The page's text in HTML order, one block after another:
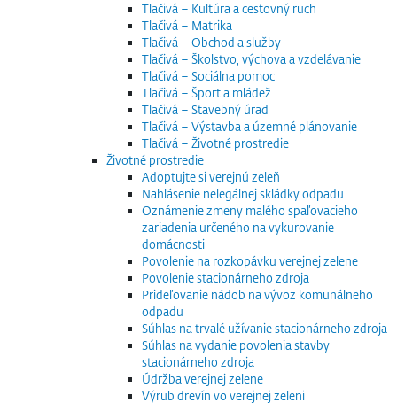
Tlačivá – Kultúra a cestovný ruch
Tlačivá – Matrika
Tlačivá – Obchod a služby
Tlačivá – Školstvo, výchova a vzdelávanie
Tlačivá – Sociálna pomoc
Tlačivá – Šport a mládež
Tlačivá – Stavebný úrad
Tlačivá – Výstavba a územné plánovanie
Tlačivá – Životné prostredie
Životné prostredie
Adoptujte si verejnú zeleň
Nahlásenie nelegálnej skládky odpadu
Oznámenie zmeny malého spaľovacieho
zariadenia určeného na vykurovanie
domácnosti
Povolenie na rozkopávku verejnej zelene
Povolenie stacionárneho zdroja
Prideľovanie nádob na vývoz komunálneho
odpadu
Súhlas na trvalé užívanie stacionárneho zdroja
Súhlas na vydanie povolenia stavby
stacionárneho zdroja
Údržba verejnej zelene
Výrub drevín vo verejnej zeleni